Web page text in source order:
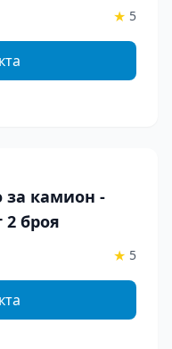
★ 5
за камион -
2 броя
★ 5